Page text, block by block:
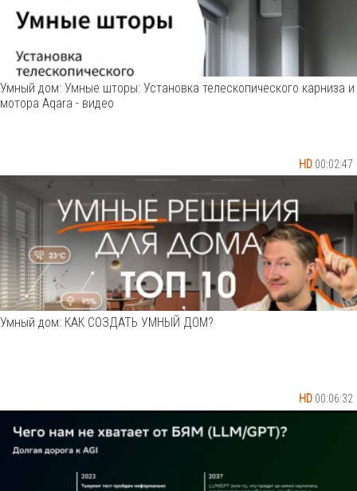
HD 00:02:47
Умный дом: Умные шторы: Установка телескопического карниза и
мотора Aqara - видео
HD 00:06:32
Умный дом: КАК СОЗДАТЬ УМНЫЙ ДОМ?